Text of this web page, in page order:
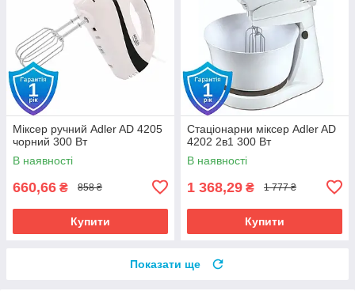
Міксер ручний Adler AD 4205
чорний 300 Вт
В наявності
660,66 ₴ 858 ₴
Купити
Стаціонарни міксер Adler AD
4202 2в1 300 Вт
В наявності
1 368,29 ₴ 1 777 ₴
Купити
Показати ще